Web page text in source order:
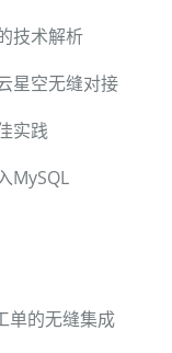
技术解析
星空无缝对接
实践
MySQL
单的无缝集成